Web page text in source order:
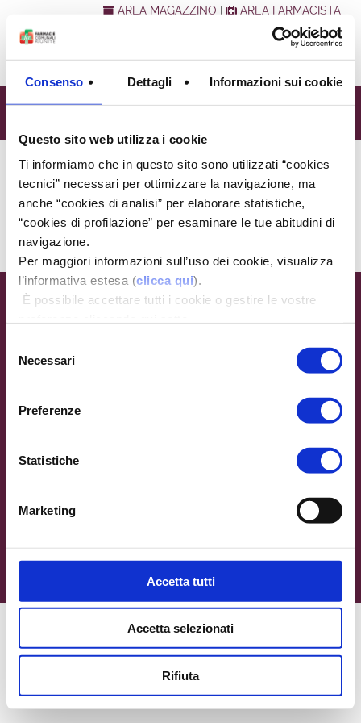
Consenso Dettagli Informazioni sui cookie
Questo sito web utilizza i cookie
Ti informiamo che in questo sito sono utilizzati “cookies
tecnici” necessari per ottimizzare la navigazione, ma
anche “cookies di analisi” per elaborare statistiche,
“cookies di profilazione” per esaminare le tue abitudini di
navigazione.
Per maggiori informazioni sull’uso dei cookie, visualizza
l’informativa estesa (clicca qui).
È possibile accettare tutti i cookie o gestire le vostre
delNecessari
Preferenze
Statistiche
Marketing
Accetta tutti
Accetta selezionati
Rifiuta
AREA MAGAZZINO AREA FARMACISTA
Sei qui: Home Page / Farmacie / Carta dei servizi
Carta dei servizi
Farmacie Comunali Riunite
Via Doberdò, 9 - 42122 Reggio Emilia
tel. 0522/5431 - fax 0522/550146
CONTATTACI